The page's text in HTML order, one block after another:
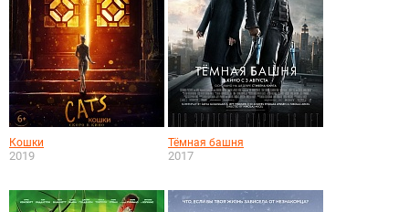
Кошки
2019
Тёмная башня
2017